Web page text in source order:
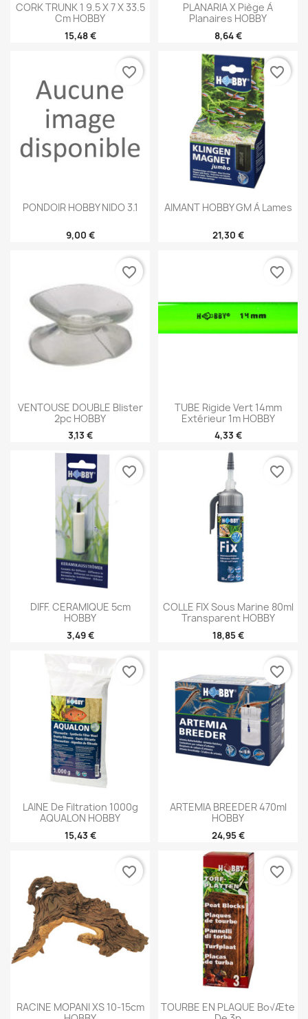
CORK TRUNK 1 9.5 X 7 X 33.5
Cm HOBBY
15,48 €
PLANARIA X Piège À
Planaires HOBBY
8,64 €
PONDOIR HOBBY NIDO 3.1
9,00 €
favorite_border
AIMANT HOBBY GM À Lames
21,30 €
favorite_border
VENTOUSE DOUBLE Blister
2pc HOBBY
3,13 €
favorite_border
TUBE Rigide Vert 14mm
Extérieur 1m HOBBY
4,33 €
favorite_border
DIFF. CERAMIQUE 5cm
HOBBY
3,49 €
favorite_border
COLLE FIX Sous Marine 80ml
Transparent HOBBY
18,85 €
favorite_border
LAINE De Filtration 1000g
AQUALON HOBBY
15,43 €
favorite_border
ARTEMIA BREEDER 470ml
HOBBY
24,95 €
favorite_border
RACINE MOPANI XS 10-15cm
favorite_border
TOURBE EN PLAQUE Bo√Æte
favorite_border